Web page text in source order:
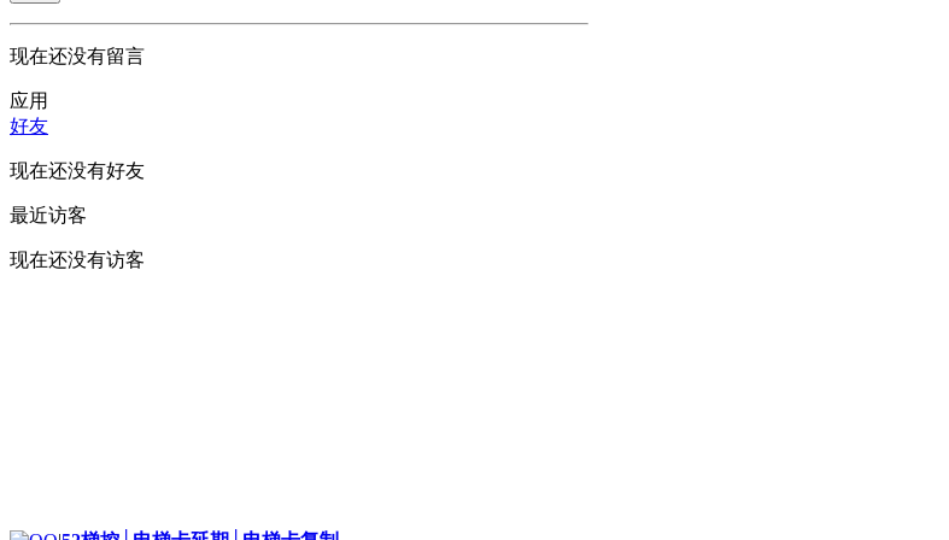
现在还没有留言
应用
好友
现在还没有好友
最近访客
现在还没有访客